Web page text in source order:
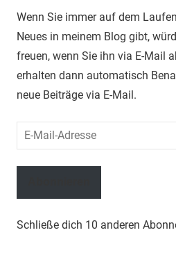
Wenn Sie immer auf dem
Neues in meinem Blog gibt,
freuen, wenn Sie ihn via E-Mail
erhalten dann automatisch
neue Beiträge via E-Mail.
Mail-
Adresse
Schließe dich 10 anderen